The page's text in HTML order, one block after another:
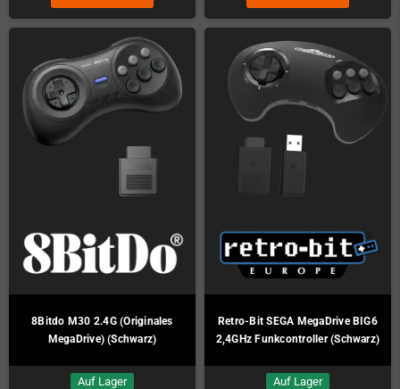
8Bitdo M30 2.4G (Originales
MegaDrive) (Schwarz)
Auf Lager
Retro-Bit SEGA MegaDrive BIG6
2,4GHz Funkcontroller (Schwarz)
Auf Lager